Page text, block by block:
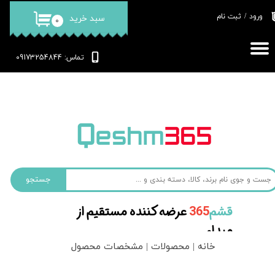
جستجو
تماس: 09173254844
۰ سبد خرید ورود / ثبت نام
حساب کاربری من
تغییر گذر واژه
قشم‌365عرضه کننده مستقیم از
مبداء
خانه | محصولات | مشخصات محصول